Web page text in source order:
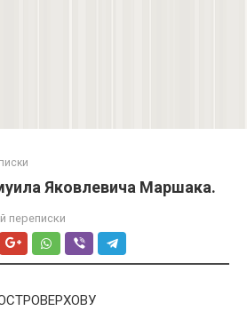
Яковлевича Маршака.
переписки